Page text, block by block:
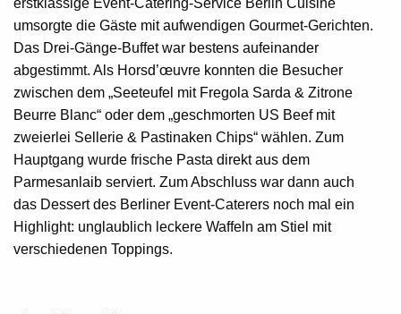
erstklassige Event-Catering-Service Berlin Cuisine
umsorgte die Gäste mit aufwendigen Gourmet-Gerichten.
Das Drei-Gänge-Buffet war bestens aufeinander
abgestimmt. Als Horsd’œuvre konnten die Besucher
zwischen dem „Seeteufel mit Fregola Sarda & Zitrone
Beurre Blanc“ oder dem „geschmorten US Beef mit
zweierlei Sellerie & Pastinaken Chips“ wählen. Zum
Hauptgang wurde frische Pasta direkt aus dem
Parmesanlaib serviert. Zum Abschluss war dann auch
das Dessert des Berliner Event-Caterers noch mal ein
Highlight: unglaublich leckere Waffeln am Stiel mit
verschiedenen Toppings.